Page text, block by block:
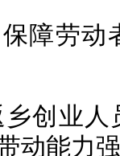
障劳
创业
动能力